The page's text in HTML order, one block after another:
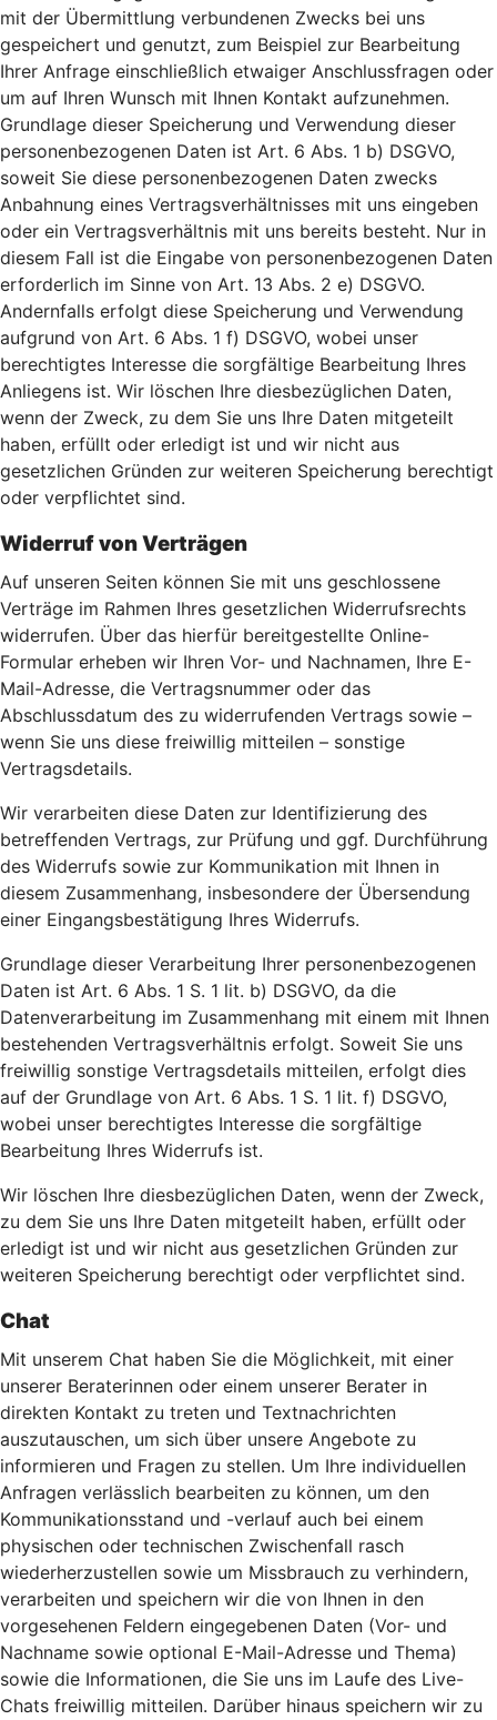
mit der Übermittlung verbundenen Zwecks bei uns
gespeichert und genutzt, zum Beispiel zur Bearbeitung
Ihrer Anfrage einschließlich etwaiger Anschlussfragen oder
um auf Ihren Wunsch mit Ihnen Kontakt aufzunehmen.
Grundlage dieser Speicherung und Verwendung dieser
personenbezogenen Daten ist Art. 6 Abs. 1 b) DSGVO,
soweit Sie diese personenbezogenen Daten zwecks
Anbahnung eines Vertragsverhältnisses mit uns eingeben
oder ein Vertragsverhältnis mit uns bereits besteht. Nur in
diesem Fall ist die Eingabe von personenbezogenen Daten
erforderlich im Sinne von Art. 13 Abs. 2 e) DSGVO.
Andernfalls erfolgt diese Speicherung und Verwendung
aufgrund von Art. 6 Abs. 1 f) DSGVO, wobei unser
berechtigtes Interesse die sorgfältige Bearbeitung Ihres
Anliegens ist. Wir löschen Ihre diesbezüglichen Daten,
wenn der Zweck, zu dem Sie uns Ihre Daten mitgeteilt
haben, erfüllt oder erledigt ist und wir nicht aus
gesetzlichen Gründen zur weiteren Speicherung berechtigt
oder verpflichtet sind.
Widerruf von Verträgen
Auf unseren Seiten können Sie mit uns geschlossene
Verträge im Rahmen Ihres gesetzlichen Widerrufsrechts
widerrufen. Über das hierfür bereitgestellte Online-
Formular erheben wir Ihren Vor- und Nachnamen, Ihre E-
Mail-Adresse, die Vertragsnummer oder das
Abschlussdatum des zu widerrufenden Vertrags sowie –
wenn Sie uns diese freiwillig mitteilen – sonstige
Vertragsdetails.
Wir verarbeiten diese Daten zur Identifizierung des
betreffenden Vertrags, zur Prüfung und ggf. Durchführung
des Widerrufs sowie zur Kommunikation mit Ihnen in
diesem Zusammenhang, insbesondere der Übersendung
einer Eingangsbestätigung Ihres Widerrufs.
Grundlage dieser Verarbeitung Ihrer personenbezogenen
Daten ist Art. 6 Abs. 1 S. 1 lit. b) DSGVO, da die
Datenverarbeitung im Zusammenhang mit einem mit Ihnen
bestehenden Vertragsverhältnis erfolgt. Soweit Sie uns
freiwillig sonstige Vertragsdetails mitteilen, erfolgt dies
auf der Grundlage von Art. 6 Abs. 1 S. 1 lit. f) DSGVO,
wobei unser berechtigtes Interesse die sorgfältige
Bearbeitung Ihres Widerrufs ist.
Wir löschen Ihre diesbezüglichen Daten, wenn der Zweck,
zu dem Sie uns Ihre Daten mitgeteilt haben, erfüllt oder
erledigt ist und wir nicht aus gesetzlichen Gründen zur
weiteren Speicherung berechtigt oder verpflichtet sind.
Chat
Mit unserem Chat haben Sie die Möglichkeit, mit einer
unserer Beraterinnen oder einem unserer Berater in
direkten Kontakt zu treten und Textnachrichten
auszutauschen, um sich über unsere Angebote zu
informieren und Fragen zu stellen. Um Ihre individuellen
Anfragen verlässlich bearbeiten zu können, um den
Kommunikationsstand und -verlauf auch bei einem
physischen oder technischen Zwischenfall rasch
wiederherzustellen sowie um Missbrauch zu verhindern,
verarbeiten und speichern wir die von Ihnen in den
vorgesehenen Feldern eingegebenen Daten (Vor- und
Nachname sowie optional E-Mail-Adresse und Thema)
sowie die Informationen, die Sie uns im Laufe des Live-
Chats freiwillig mitteilen. Darüber hinaus speichern wir zu